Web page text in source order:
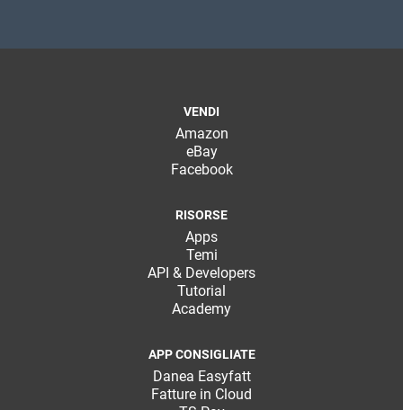
VENDI
Amazon
eBay
Facebook
RISORSE
Apps
Temi
API & Developers
Tutorial
Academy
APP CONSIGLIATE
Danea Easyfatt
Fatture in Cloud